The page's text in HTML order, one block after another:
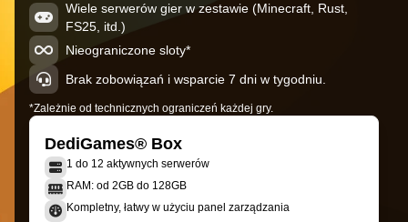
Wiele serwerów gier w zestawie (Minecraft, Rust,
FS25, itd.)
Nieograniczone sloty*
Brak zobowiązań i wsparcie 7 dni w tygodniu.
*Zależnie od technicznych ograniczeń każdej gry.
DediGames® Box
1 do 12 aktywnych serwerów
RAM: od 2GB do 128GB
Kompletny, łatwy w użyciu panel zarządzania